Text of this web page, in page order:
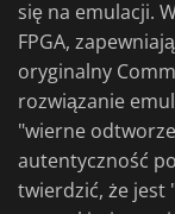
się na emulacji.
FPGA,
oryginalny
rozwiązanie
"wierne
autentyczność
twierdzić, że jest